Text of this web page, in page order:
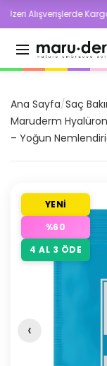
Kargo
Ana Sayfa/Saç
Maruderm
– Yoğun
YENİ
%60
4 AL 3 ÖDE
‹